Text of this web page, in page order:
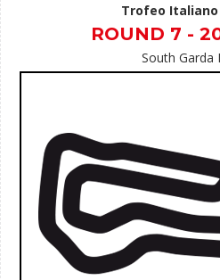
Trofeo
ROUND 7 -
South Garda